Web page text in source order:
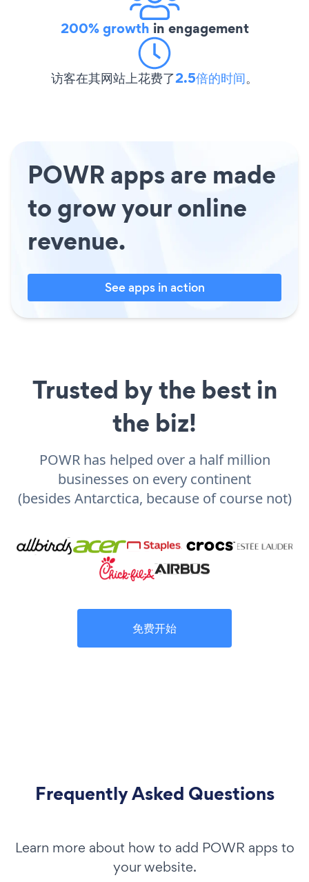
200% growth in engagement
访客在其网站上花费了2.5倍的时间。
POWR apps are made
to grow your online
revenue.
See apps in action
Trusted by the best in
the biz!
POWR has helped over a half million
businesses on every continent
(besides Antarctica, because of course not)
免费开始
Frequently Asked Questions
Learn more about how to add POWR apps to
your website.